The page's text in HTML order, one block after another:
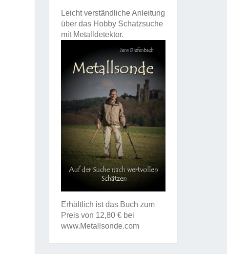
Leicht verständliche Anleitung
über das Hobby Schatzsuche
mit Metalldetektor.
Erhältlich ist das Buch zum
Preis von 12,80 € bei
www.Metallsonde.com